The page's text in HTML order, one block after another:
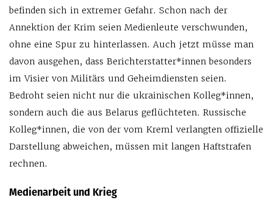
befinden sich in extremer Gefahr. Schon nach der
Annektion der Krim seien Medienleute verschwunden,
ohne eine Spur zu hinterlassen. Auch jetzt müsse man
davon ausgehen, dass Berichterstatter*innen besonders
im Visier von Militärs und Geheimdiensten seien.
Bedroht seien nicht nur die ukrainischen Kolleg*innen,
sondern auch die aus Belarus geflüchteten. Russische
Kolleg*innen, die von der vom Kreml verlangten offizielle
Darstellung abweichen, müssen mit langen Haftstrafen
rechnen.
Medienarbeit und Krieg